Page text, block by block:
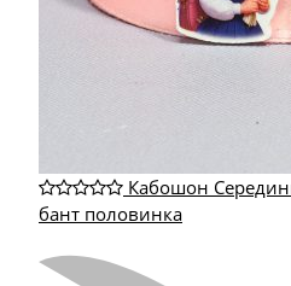
Кабошон
бант половинка